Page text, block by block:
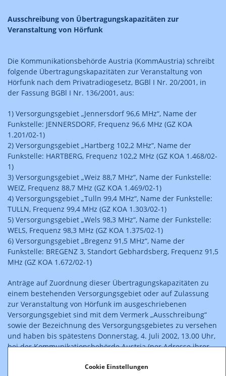
Cookie Einstellungen
Ausschreibung von Übertragungskapazitäten zur
Veranstaltung von Hörfunk
Die Kommunikationsbehörde Austria (KommAustria) schreibt
folgende Übertragungskapazitäten zur Veranstaltung von
Hörfunk nach dem Privatradiogesetz, BGBl I Nr. 20/2001, in
der Fassung BGBl I Nr. 136/2001, aus:
1) Versorgungsgebiet „Jennersdorf 96,6 MHz“, Name der
Funkstelle: JENNERSDORF, Frequenz 96,6 MHz (GZ KOA
1.201/02-1)
2) Versorgungsgebiet „Hartberg 102,2 MHz“, Name der
Funkstelle: HARTBERG, Frequenz 102,2 MHz (GZ KOA 1.468/02-
1)
3) Versorgungsgebiet „Weiz 88,7 MHz“, Name der Funkstelle:
WEIZ, Frequenz 88,7 MHz (GZ KOA 1.469/02-1)
4) Versorgungsgebiet „Tulln 99,4 MHz“, Name der Funkstelle:
TULLN, Frequenz 99,4 MHz (GZ KOA 1.303/02-1)
5) Versorgungsgebiet „Wels 98,3 MHz“, Name der Funkstelle:
WELS, Frequenz 98,3 MHz (GZ KOA 1.375/02-1)
6) Versorgungsgebiet „Bregenz 91,5 MHz“, Name der
Funkstelle: BREGENZ 3, Standort Gebhardsberg, Frequenz 91,5
MHz (GZ KOA 1.672/02-1)
Anträge auf Zuordnung dieser Übertragungskapazitäten zu
einem bestehenden Versorgungsgebiet oder auf Zulassung
zur Veranstaltung von Hörfunk im ausgeschriebenen
Versorgungsgebiet sind mit dem Vermerk „Ausschreibung“
sowie der Bezeichnung des Versorgungsgebietes zu versehen
und haben bis spätestens Donnerstag, 4. Juli 2002, 13.00 Uhr,
bei der Kommunikationsbehörde Austria (per Adresse ihrer
Mariahilferstr. 77-79, 1060 Wien, Fax.: 01/58058-9191,. E-mail: